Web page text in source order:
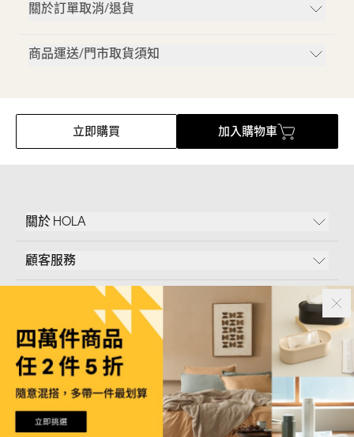
關於訂單取消/退貨
商品運送/門市取貨須知
立即購買 加入購物車
關於 HOLA
顧客服務
和樂家居股份有限公司｜臺北市內湖區新湖三路23號5樓
版權所有｜© Copyright 2024 HOLA Furnishing CO., LTD. All Rights Reserved
Follow Us